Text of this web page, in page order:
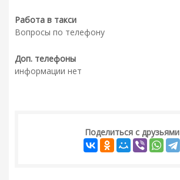
Работа в такси
Вопросы по телефону
Доп. телефоны
информации нет
Поделиться с друзьями